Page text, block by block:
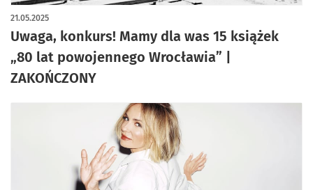
Uwaga, konkurs! Mamy dla was 15 książek
„80 lat powojennego Wrocławia” |
ZAKOŃCZONY
21.05.2025